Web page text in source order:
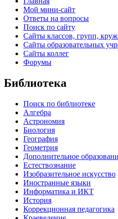
Мой мини-сайт
Ответы на вопросы
Поиск по сайту
Сайты классов, групп,
Сайты образовательных
Сайты коллег
Форумы
Библиотека
Поиск по библиотеке
Алгебра
Астрономия
Биология
География
Геометрия
Дополнительное
Естествознание
Изобразительное искусство
Иностранные языки
Информатика и ИКТ
История
Коррекционная педагогика